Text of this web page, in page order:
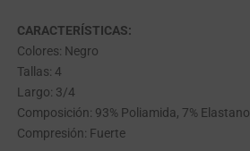
CARACTERÍSTICAS:
Colores: Negro
Tallas: 4
Largo: 3/4
Composición: 93% Poliamida, 7% Elastano
Compresión: Fuerte